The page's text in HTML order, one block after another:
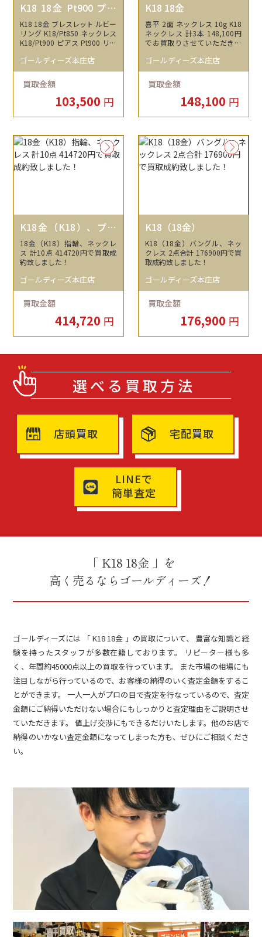
K18 18金 Pt900 プラ
チナ K18/Pt850 K18/
Pt900
K18 18金 ブレスレット ルビー
リング K18/Pt850 ネックレス
K18/Pt900 ピアス Pt900 リン
いただきました！
ゴールディーズ本庄店
買取金額
103,500 円
K18 18金
喜平 2面 ネックレス 10g K18
ネックレス 計3本 148,100円
でお買取りさせていただきま
ゴールディーズ本庄店
買取金額
148,100 円
K18金（K18）、プラ
チナ
18金（K18）指輪、ネックレ
ス 計10点 414720円で買取成
約致しました！
ゴールディーズ本庄店
買取金額
414,720 円
K18（18金）
K18（18金）バングル、ネッ
クレス 2点合計 176900円で買
取成約致しました！
ゴールディーズ本庄店
買取金額
176,900 円
選べる買取方法
店頭買取 宅配買取
LINEで
簡単査定
「 K18 18金 」を
高く売るならゴールディーズ！
ゴールディーズには 「 K18 18金 」の買取について、 豊富な知識と経
験を持ったスタッフが多数在籍しております。 リピーター様も多
く、年間約45000点以上の買取を行っています。 また市場の相場にも
注目しながら行っているので、お客様の納得のいく査定金額をするこ
とができます。 一人一人がプロの目で査定を行なっているので、査定
金額にご納得いただけない場合にもしっかりと査定理由をご説明させ
ていただきます。 値上げ交渉にもできるだけいたします。他のお店で
納得のいかない査定金額になってしまった方も、ぜひにご相談くださ
い。